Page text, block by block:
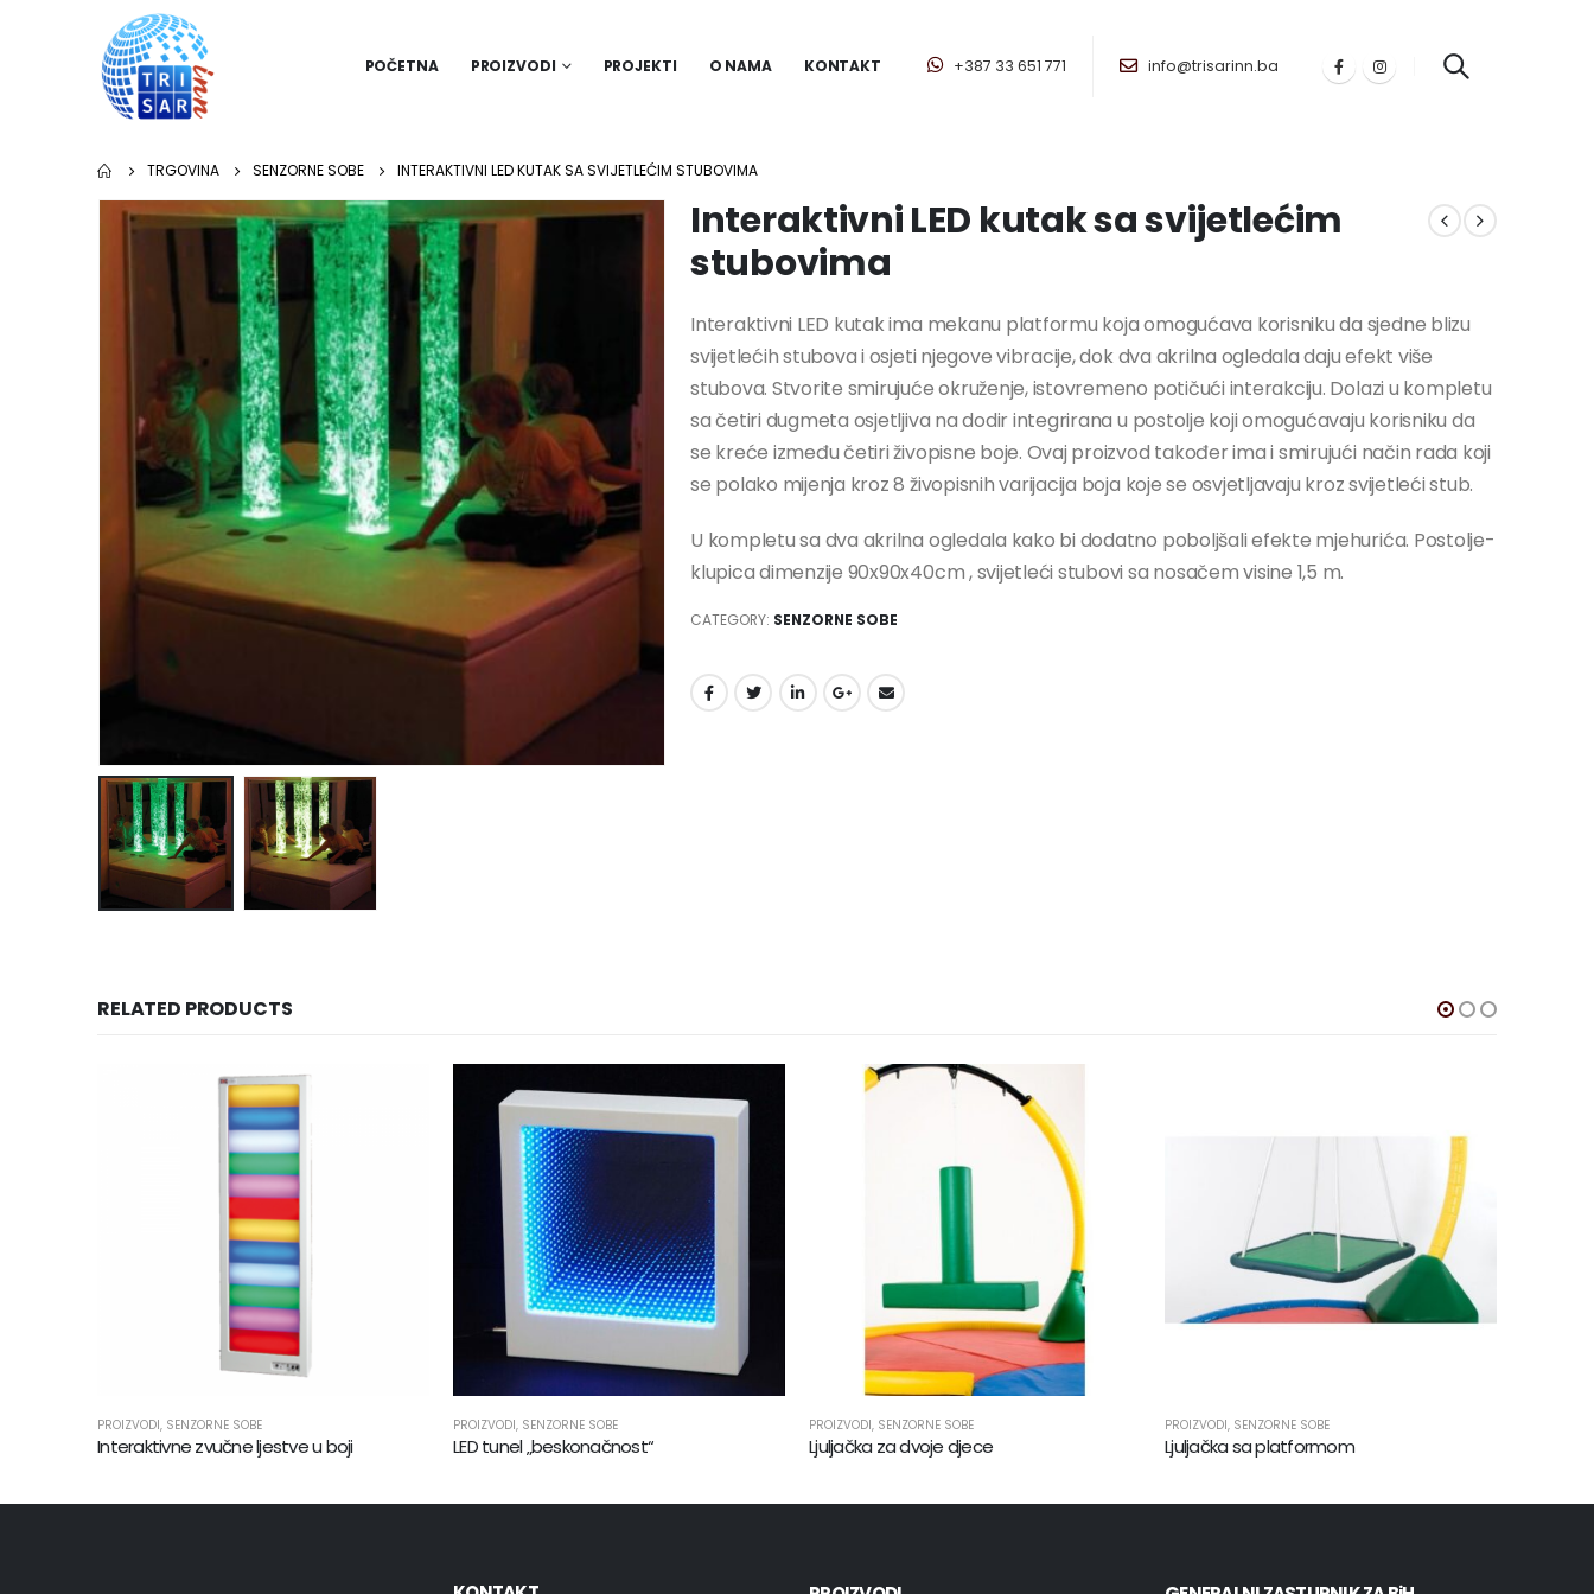
POČETNA PROIZVODI PROJEKTI O NAMA KONTAKT +387 33 651 771 info@trisarinn.ba
TRGOVINA SENZORNE SOBE INTERAKTIVNI LED KUTAK SA SVIJETLEĆIM STUBOVIMA
Interaktivni LED kutak sa svijetlećim
stubovima
Interaktivni LED kutak ima mekanu platformu koja omogućava korisniku da sjedne blizu
svijetlećih stubova i osjeti njegove vibracije, dok dva akrilna ogledala daju efekt više
stubova. Stvorite smirujuće okruženje, istovremeno potičući interakciju. Dolazi u kompletu
sa četiri dugmeta osjetljiva na dodir integrirana u postolje koji omogućavaju korisniku da
se kreće između četiri živopisne boje. Ovaj proizvod također ima i smirujući način rada koji
se polako mijenja kroz 8 živopisnih varijacija boja koje se osvjetljavaju kroz svijetleći stub.
U kompletu sa dva akrilna ogledala kako bi dodatno poboljšali efekte mjehurića. Postolje-
klupica dimenzije 90x90x40cm , svijetleći stubovi sa nosačem visine 1,5 m.
CATEGORY: SENZORNE SOBE
RELATED PRODUCTS
PROIZVODI, SENZORNE SOBE
Interaktivne zvučne ljestve u boji
PROIZVODI, SENZORNE SOBE
LED tunel „beskonačnost“
PROIZVODI, SENZORNE SOBE
Ljuljačka za dvoje djece
PROIZVODI, SENZORNE SOBE
Ljuljačka sa platformom